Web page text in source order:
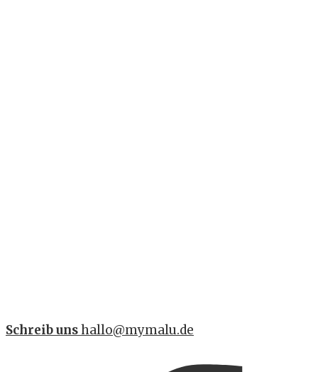
Schreib unshallo@mymalu.de